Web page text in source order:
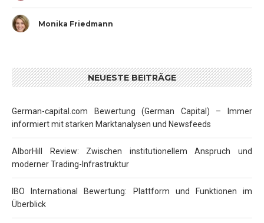
Monika Friedmann
NEUESTE BEITRÄGE
German-capital.com Bewertung (German Capital) – Immer
informiert mit starken Marktanalysen und Newsfeeds
AlborHill Review: Zwischen institutionellem Anspruch und
moderner Trading-Infrastruktur
IBO International Bewertung: Plattform und Funktionen im
Überblick